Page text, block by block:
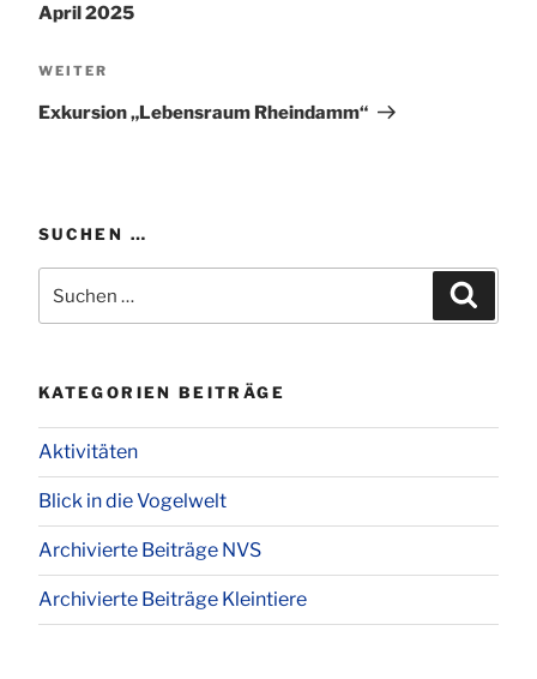
April 2025
Nächster
WEITER
Exkursion „Lebensraum Rheindamm“
SUCHEN …
nach:
KATEGORIEN BEITRÄGE
Aktivitäten
Blick in die Vogelwelt
Archivierte Beiträge NVS
Archivierte Beiträge Kleintiere